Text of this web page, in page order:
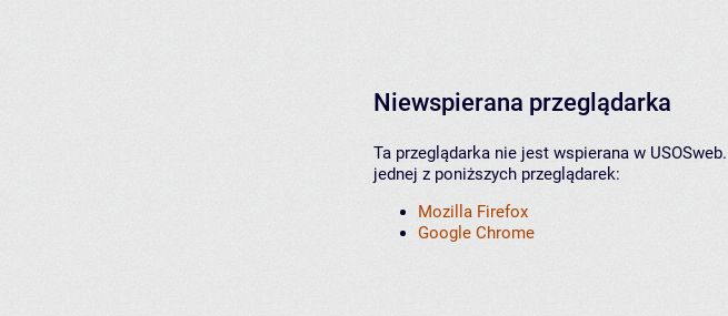
Niewspierana przeglądarka
Ta przeglądarka nie jest wspierana w
jednej z poniższych przeglądarek:
Mozilla Firefox
Google Chrome